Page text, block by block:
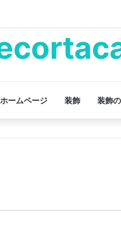
ホームページ 装飾 装飾